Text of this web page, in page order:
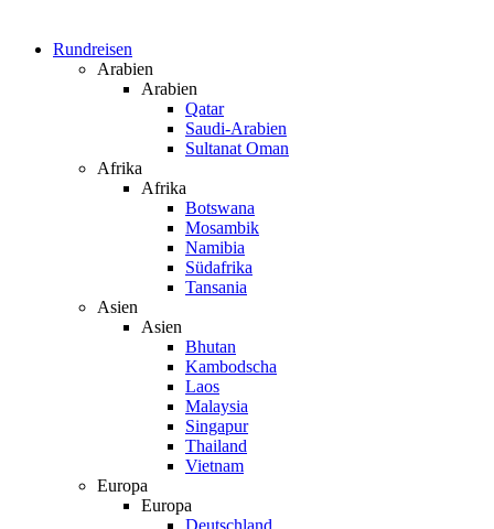
Rundreisen
Arabien
Arabien
Qatar
Saudi-Arabien
Sultanat Oman
Afrika
Afrika
Botswana
Mosambik
Namibia
Südafrika
Tansania
Asien
Asien
Bhutan
Kambodscha
Laos
Malaysia
Singapur
Thailand
Vietnam
Europa
Europa
Deutschland